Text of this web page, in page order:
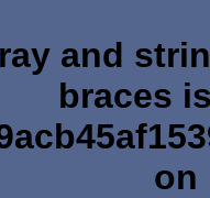
and
braces
on